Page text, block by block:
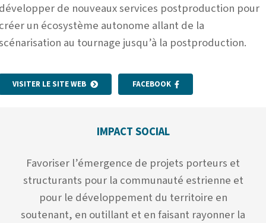
de nouveaux services postproduction pour
un écosystème autonome allant de la
au tournage jusqu’à la postproduction.
VISITER LE SITE WEB FACEBOOK
IMPACT SOCIAL
Favoriser l’émergence de projets porteurs et
structurants pour la communauté estrienne et
pour le développement du territoire en
soutenant, en outillant et en faisant rayonner la